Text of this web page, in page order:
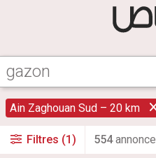
Ain Zaghouan Sud – 20 km
Filtres (1) 554annonce